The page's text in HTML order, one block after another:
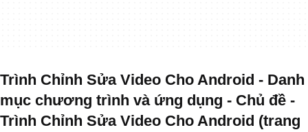
Trình Chỉnh Sửa Video Cho Android - Danh
mục chương trình và ứng dụng - Chủ đề -
Trình Chỉnh Sửa Video Cho Android (trang